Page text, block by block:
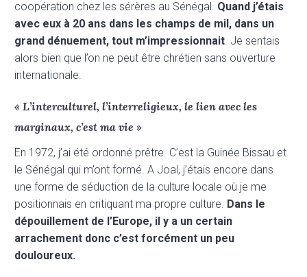
coopération chez les sérères au Sénégal. Quand j’étais
avec eux à 20 ans dans les champs de mil, dans un
grand dénuement, tout m’impressionnait. Je sentais
alors bien que l’on ne peut être chrétien sans ouverture
internationale.
« L’interculturel, l’interreligieux, le lien avec les
marginaux, c’est ma vie »
En 1972, j’ai été ordonné prêtre. C’est la Guinée Bissau et
le Sénégal qui m’ont formé. A Joal, j’étais encore dans
une forme de séduction de la culture locale où je me
positionnais en critiquant ma propre culture. Dans le
dépouillement de l’Europe, il y a un certain
arrachement donc c’est forcément un peu
douloureux.